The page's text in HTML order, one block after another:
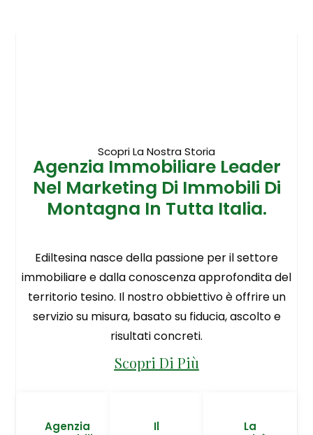
Scopri La Nostra Storia
Agenzia Immobiliare Leader
Nel Marketing Di Immobili Di
Montagna In Tutta Italia.
Ediltesina nasce della passione per il settore
immobiliare e dalla conoscenza approfondita del
territorio tesino. Il nostro obbiettivo è offrire un
servizio su misura, basato su fiducia, ascolto e
risultati concreti.
Scopri Di Più
Agenzia
Il
La